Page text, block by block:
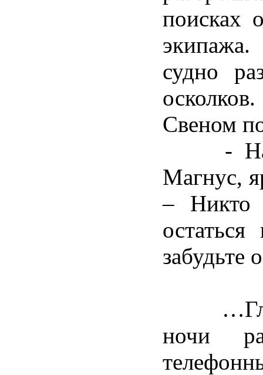
поисках
судно
Свеном
-
Магнус,
– Никто
забудьте
ночи